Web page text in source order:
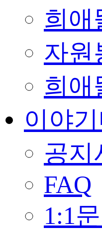
희애
자원
희애
이야
공지
FAQ
1:1